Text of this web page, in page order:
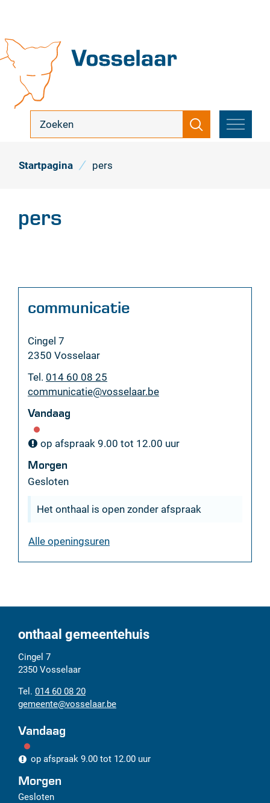
inhoud
Vosselaar
zoek
Zoeken
MENU
Startpagina pers
pers
Contact
communicatie
Adres
Cingel 7
,2350 Vosselaar
Tel. 014 60 08 25
E-
communicatie@vosselaar.be
Vandaag
op afspraak 9.00 tot 12.00 uur
Morgen
Gesloten
Het onthaal is open zonder afspraak
Alle openingsurencommunicatie
onthaal gemeentehuis
Adres
Cingel 7
2350 Vosselaar
Tel.
014 60 08 20
E-
mail
gemeente@vosselaar.be
Vandaag
op afspraak 9.00 tot 12.00 uur
Morgen
Gesloten